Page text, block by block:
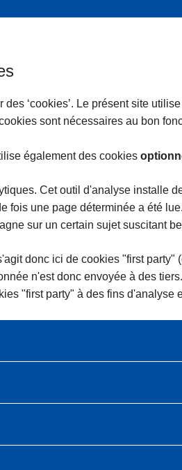
‘cookies’. Le présent site
sont nécessaires au bon
également des cookies
Cet outil d'analyse installe
fois une page déterminée a été
sur un certain sujet suscitant
donc ici de cookies "first
n'est donc envoyée à des
"first party" à des fins